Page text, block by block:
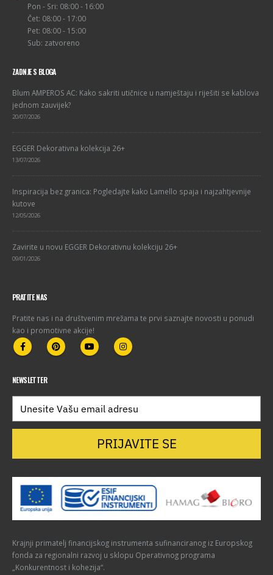
Pon - Sri: 08:00 - 16:00
Čet: 08:00 - 17:00
Pet: 08:00 - 15:00
Sub: zatvoreno
ZADNJE S BLOGA
Blum AMPEROS AC: Kako sakriti utičnice u namještaju i riješiti se kablova
jednom zauvijek?
20/07/2026
EGGER Dekorativna kolekcija 26+
13/07/2026
Inspiracija bez granica: Pogledajte kako Lamello spaja i najzahtjevnije
kutove
12/05/2026
Zavirite u novu EGGER Dekorativnu kolekciju 26+
09/01/2026
PRATITE NAS
Pratite nas i na društvenim mrežama te prvi saznajte novosti u ponudi
kao i promotivne akcije!
NEWSLETTER
PRIJAVITE SE
Krajnji primatelj financijskog instrumenta sufinanciranog iz Europskog
fonda za regionalni razvoj u sklopu Operativnog programa
„Konkurentnost i kohezija“.